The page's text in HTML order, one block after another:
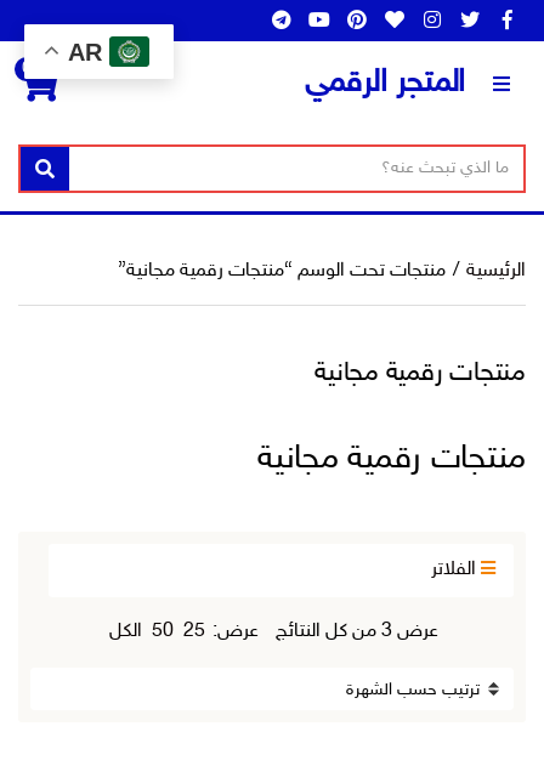
المتجر الرقمي
س
ا
ن
ف
ص
ا
ب
ح
بحث
0
الرئيسية / منتجات تحت الوسم “منتجات رقمية مجانية”
منتجات رقمية مجانية
منتجات رقمية مجانية
الفلاتر
عرض ⁦3⁩ من كل النتائج
تمعرض: 25
50 الكل
AR